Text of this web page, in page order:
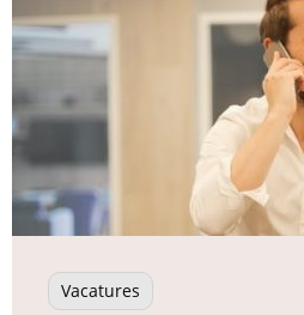
Vacatures